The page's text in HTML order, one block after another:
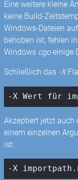
Eine weitere kleine
keine Build-
Windows-Dateien
behoben ist, fehlen
Windows cgoeinige
Schließlich das -X
-X Wert für
Akzeptiert jetzt auch
einem einzelnen
ist:
-X